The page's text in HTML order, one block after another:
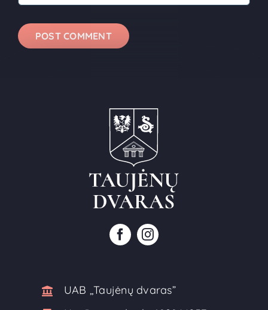
UAB ,,Taujėnų dvaras”